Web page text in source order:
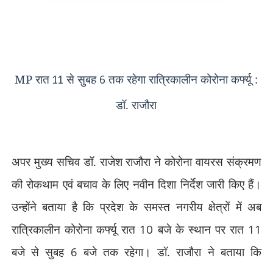
MP रात11 से सुबह 6 तक रहेगा रात्रिकालीन कोरोना कर्फ्यू :
डॉ. राजौरा
अपर मुख्य सचिव डॉ. राजेश राजौरा ने कोरोना वायरस संक्रमण
की रोकथाम एवं बचाव के लिए नवीन दिशा निर्देश जारी किए हैं।
उन्होंने बताया है कि प्रदेश के समस्त नगरीय क्षेत्रों में अब
रात्रिकालीन कोरोना कर्फ्यू रात 10बजे के स्थान पर रात 11
बजे से सुबह 6बजे तक रहेगा। डॉ. राजौरा ने बताया कि